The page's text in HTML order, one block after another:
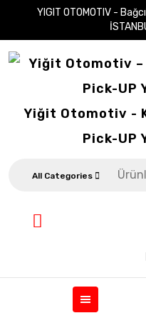
YIGIT OTOMOTIV -
Yiğit Otomotiv -
Pick-UP
All Categories